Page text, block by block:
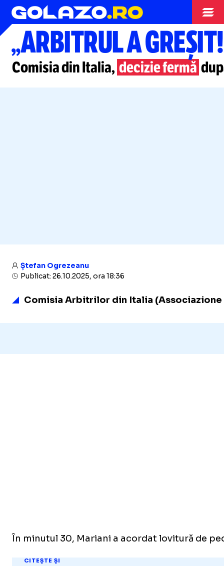
Campionate
„ARBITRUL A
Comisia din Italia, decizie fermă
Ștefan Ogrezeanu
Publicat: 26.10.2025, ora 18:36
Comisia Arbitrilor din Italia
În minutul 30, Mariani a acordat lovitură de
CITEȘTE ȘI